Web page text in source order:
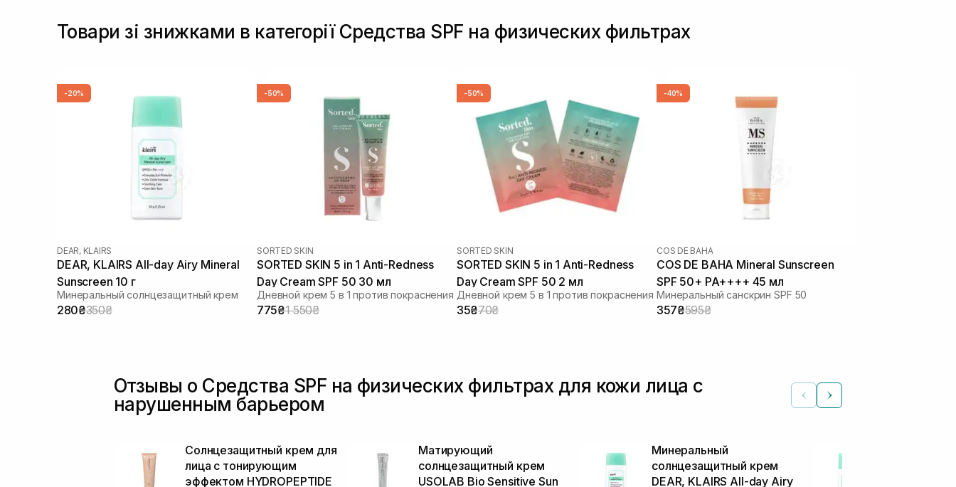
Товари зі знижками в категорії Средства SPF на физических фильтрах
-20%
DEAR, KLAIRS
DEAR, KLAIRS All-day Airy Mineral
Sunscreen 10 г
Минеральный солнцезащитный крем
280₴350₴
-50%
SORTED SKIN
SORTED SKIN 5 in 1 Anti-Redness
Day Cream SPF 50 30 мл
Дневной крем 5 в 1 против покраснения
775₴1 550₴
-50%
SORTED SKIN
SORTED SKIN 5 in 1 Anti-Redness
Day Cream SPF 50 2 мл
Дневной крем 5 в 1 против покраснения
35₴70₴
-40%
COS DE BAHA
COS DE BAHA Mineral Sunscreen
SPF 50+ PA++++ 45 мл
Минеральный санскрин SPF 50
357₴595₴
Отзывы о Средства SPF на физических фильтрах для кожи лица с
нарушенным барьером
Солнцезащитный крем для
лица с тонирующим
эффектом HYDROPEPTIDE
Матирующий
солнцезащитный крем
USOLAB Bio Sensitive Sun
Минеральный
солнцезащитный крем
DEAR, KLAIRS All-day Airy